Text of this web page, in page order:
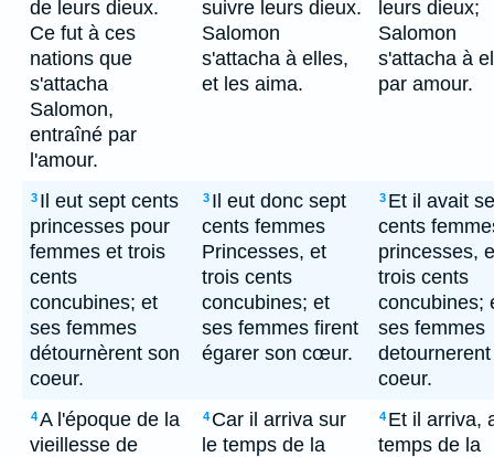
de leurs dieux.
Ce fut à ces
nations que
s'attacha
Salomon,
entraîné par
l'amour.
suivre leurs dieux.
Salomon
s'attacha à elles,
et les aima.
leurs dieux;
Salomon
s'attacha à
par amour.
3 Il eut sept cents
princesses pour
femmes et trois
cents
concubines; et
ses femmes
détournèrent son
coeur.
3 Il eut donc sept
cents femmes
Princesses, et
trois cents
concubines; et
ses femmes firent
égarer son cœur.
3 Et il avait
cents
princesses,
trois cents
concubines;
ses femmes
coeur.
4A l'époque de la
vieillesse de
4 Car il arriva sur
le temps de la
4 Et il arriva,
temps de la